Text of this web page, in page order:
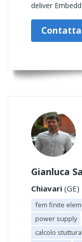
deliver
Contatta
Gianluca
Chiavari
fem finite
power supply
calcolo